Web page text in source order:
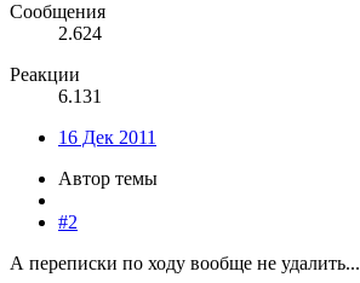
Сообщения
2.624
Реакции
6.131
16 Дек 2011
Автор темы
#2
А переписки по ходу вообще не удалить...